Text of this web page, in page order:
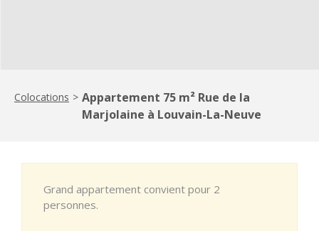
Colocations > Appartement 75 m² Rue de la
Marjolaine à Louvain-La-Neuve
Grand appartement convient pour 2
personnes.